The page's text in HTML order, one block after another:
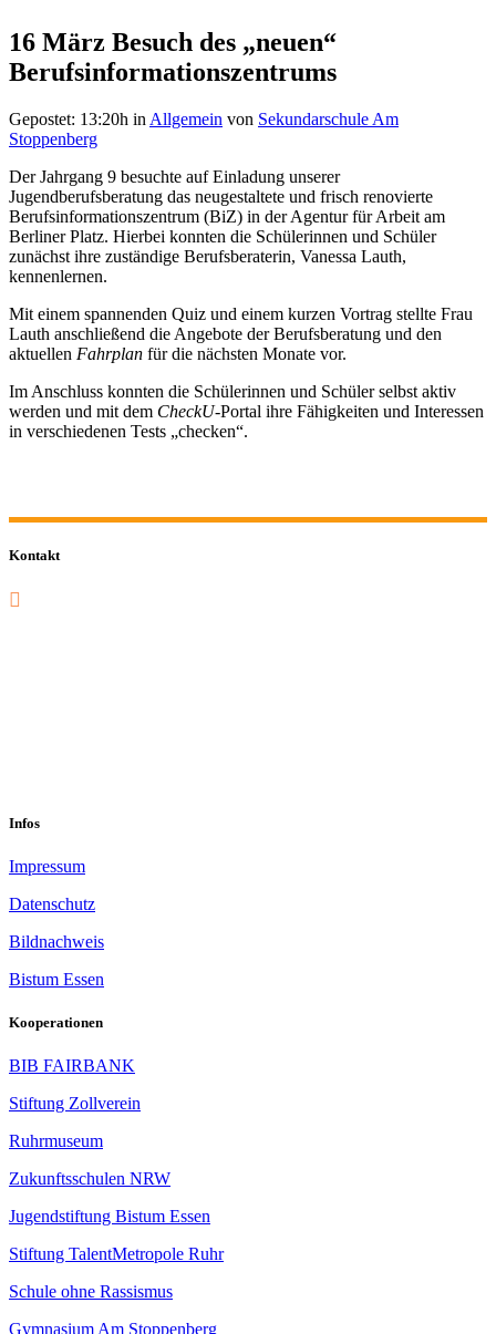
16 März Besuch des „neuen“
Berufsinformationszentrums
Gepostet: 13:20h in Allgemein von Sekundarschule Am
Stoppenberg
Der Jahrgang 9 besuchte auf Einladung unserer
Jugendberufsberatung das neugestaltete und frisch renovierte
Berufsinformationszentrum (BiZ) in der Agentur für Arbeit am
Berliner Platz. Hierbei konnten die Schülerinnen und Schüler
zunächst ihre zuständige Berufsberaterin, Vanessa Lauth,
kennenlernen.
Mit einem spannenden Quiz und einem kurzen Vortrag stellte Frau
Lauth anschließend die Angebote der Berufsberatung und den
aktuellen Fahrplan für die nächsten Monate vor.
Im Anschluss konnten die Schülerinnen und Schüler selbst aktiv
werden und mit dem CheckU-Portal ihre Fähigkeiten und Interessen
in verschiedenen Tests „checken“.
Kontakt
Infos
Impressum
Datenschutz
Bildnachweis
Bistum Essen
Kooperationen
BIB FAIRBANK
Stiftung Zollverein
Ruhrmuseum
Zukunftsschulen NRW
Jugendstiftung Bistum Essen
Stiftung TalentMetropole Ruhr
Schule ohne Rassismus
Gymnasium Am Stoppenberg